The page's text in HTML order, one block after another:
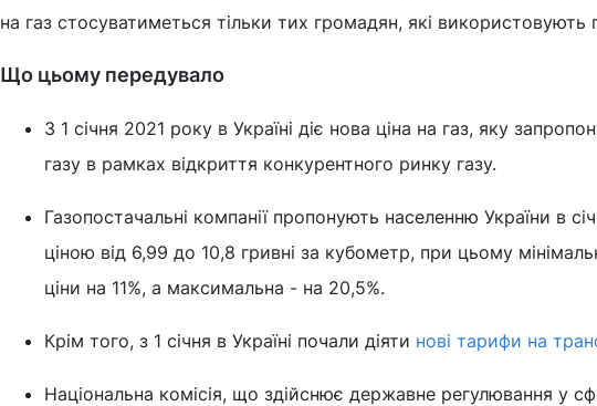
на газ стосуватиметься тільки тих громадян, які використовують
Що цьому передувало
З 1 січня 2021 року в Україні діє нова ціна на газ, яку
газу в рамках відкриття конкурентного ринку газу.
Газопостачальні компанії пропонують населенню України в
ціною від 6,99 до 10,8 гривні за кубометр, при цьому
ціни на 11%, а максимальна - на 20,5%.
Крім того, з 1 січня в Україні почали діяти нові тарифи на
Національна комісія, що здійснює державне регулювання у